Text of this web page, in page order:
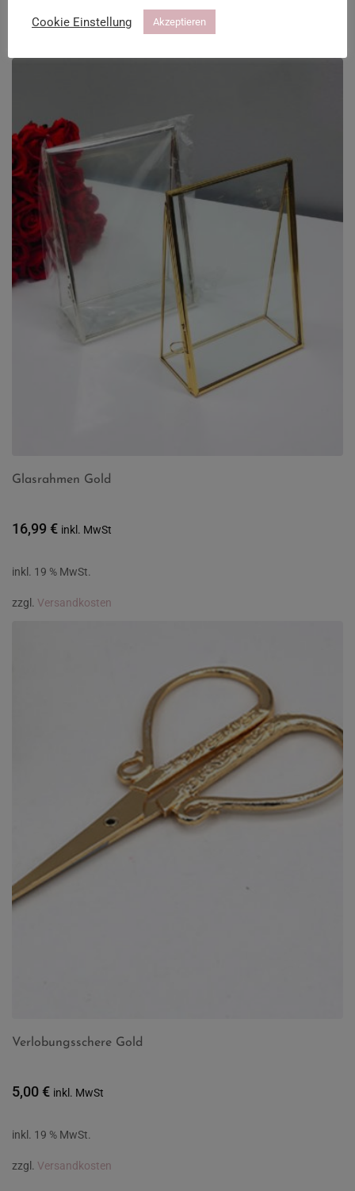
Glasrahmen Gold
16,99 € inkl. MwSt
inkl. 19 % MwSt.
zzgl. Versandkosten
Verlobungsschere Gold
5,00 € inkl. MwSt
inkl. 19 % MwSt.
zzgl. Versandkosten
Cookie Einstellung Akzeptieren